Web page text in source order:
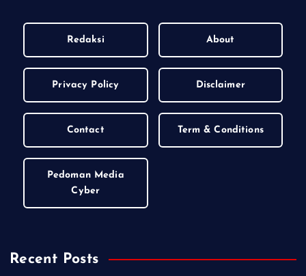
Redaksi About
Privacy Policy Disclaimer
Contact Term & Conditions
Pedoman Media
Cyber
Recent Posts